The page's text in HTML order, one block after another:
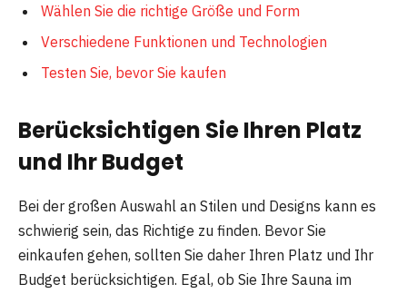
Wählen Sie die richtige Größe und Form
Verschiedene Funktionen und Technologien
Testen Sie, bevor Sie kaufen
Berücksichtigen Sie Ihren Platz
und Ihr Budget
Bei der großen Auswahl an Stilen und Designs kann es
schwierig sein, das Richtige zu finden. Bevor Sie
einkaufen gehen, sollten Sie daher Ihren Platz und Ihr
Budget berücksichtigen. Egal, ob Sie Ihre Sauna im